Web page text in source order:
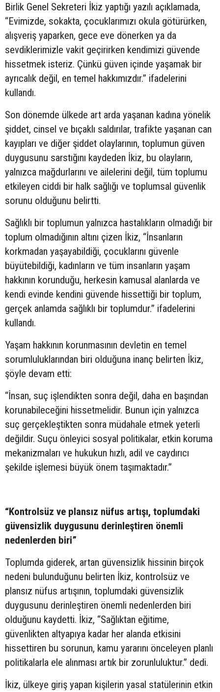
Birlik Genel Sekreteri İkiz yaptığı yazılı açıklamada,
“Evimizde, sokakta, çocuklarımızı okula götürürken,
alışveriş yaparken, gece eve dönerken ya da
sevdiklerimizle vakit geçirirken kendimizi güvende
hissetmek isteriz. Çünkü güven içinde yaşamak bir
ayrıcalık değil, en temel hakkımızdır.” ifadelerini
kullandı.
Son dönemde ülkede art arda yaşanan kadına yönelik
şiddet, cinsel ve bıçaklı saldırılar, trafikte yaşanan can
kayıpları ve diğer şiddet olaylarının, toplumun güven
duygusunu sarstığını kaydeden İkiz, bu olayların,
yalnızca mağdurlarını ve ailelerini değil, tüm toplumu
etkileyen ciddi bir halk sağlığı ve toplumsal güvenlik
sorunu olduğunu belirtti.
Sağlıklı bir toplumun yalnızca hastalıkların olmadığı bir
toplum olmadığının altını çizen İkiz, “İnsanların
korkmadan yaşayabildiği, çocuklarını güvenle
büyütebildiği, kadınların ve tüm insanların yaşam
hakkının korunduğu, herkesin kamusal alanlarda ve
kendi evinde kendini güvende hissettiği bir toplum,
gerçek anlamda sağlıklı bir toplumdur.” ifadelerini
kullandı.
Yaşam hakkının korunmasının devletin en temel
sorumluluklarından biri olduğuna inanç belirten İkiz,
şöyle devam etti:
“İnsan, suç işlendikten sonra değil, daha en başından
korunabileceğini hissetmelidir. Bunun için yalnızca
suç gerçekleştikten sonra müdahale etmek yeterli
değildir. Suçu önleyici sosyal politikalar, etkin koruma
mekanizmaları ve hukukun hızlı, adil ve caydırıcı
şekilde işlemesi büyük önem taşımaktadır.”
“Kontrolsüz ve plansız nüfus artışı, toplumdaki
güvensizlik duygusunu derinleştiren önemli
nedenlerden biri”
Toplumda giderek, artan güvensizlik hissinin birçok
nedeni bulunduğunu belirten İkiz, kontrolsüz ve
plansız nüfus artışının, toplumdaki güvensizlik
duygusunu derinleştiren önemli nedenlerden biri
olduğunu kaydetti. İkiz, “Sağlıktan eğitime,
güvenlikten altyapıya kadar her alanda etkisini
hissettiren bu sorunun, kamu yararını önceleyen planlı
politikalarla ele alınması artık bir zorunluluktur.” dedi.
İkiz, ülkeye giriş yapan kişilerin yasal statülerinin etkin